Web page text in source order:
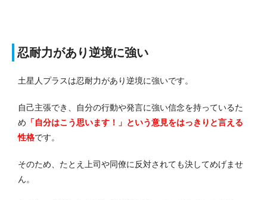
忍耐力があり逆境に強い
土星人プラスは忍耐力があり逆境に強いです。
自己主張でき、自分の行動や発言に強い信念を持っているた
め 「自分はこう思います！」という意見をはっきりと言える
性格です。
そのため、たとえ上司や同僚に反対されても決してめげませ
ん。